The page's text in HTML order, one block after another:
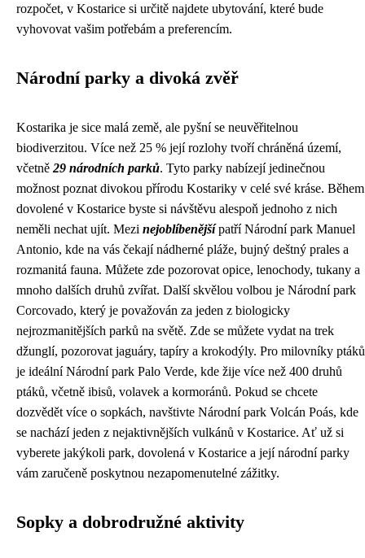
rozpočet, v Kostarice si určitě najdete ubytování, které bude
vyhovovat vašim potřebám a preferencím.
Národní parky a divoká zvěř
Kostarika je sice malá země, ale pyšní se neuvěřitelnou
biodiverzitou. Více než 25 % její rozlohy tvoří chráněná území,
včetně 29 národních parků. Tyto parky nabízejí jedinečnou
možnost poznat divokou přírodu Kostariky v celé své kráse. Během
dovolené v Kostarice byste si návštěvu alespoň jednoho z nich
neměli nechat ujít. Mezi nejoblíbenějšípatří Národní park Manuel
Antonio, kde na vás čekají nádherné pláže, bujný deštný prales a
rozmanitá fauna. Můžete zde pozorovat opice, lenochody, tukany a
mnoho dalších druhů zvířat. Další skvělou volbou je Národní park
Corcovado, který je považován za jeden z biologicky
nejrozmanitějších parků na světě. Zde se můžete vydat na trek
džunglí, pozorovat jaguáry, tapíry a krokodýly. Pro milovníky ptáků
je ideální Národní park Palo Verde, kde žije více než 400 druhů
ptáků, včetně ibisů, volavek a kormoránů. Pokud se chcete
dozvědět více o sopkách, navštivte Národní park Volcán Poás, kde
se nachází jeden z nejaktivnějších vulkánů v Kostarice. Ať už si
vyberete jakýkoli park, dovolená v Kostarice a její národní parky
vám zaručeně poskytnou nezapomenutelné zážitky.
Sopky a dobrodružné aktivity